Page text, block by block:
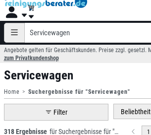
Angebote gelten für Geschäftskunden. Preise zzgl. gesetzl.
zum Privatkundenshop
Servicewagen
Home Suchergebnisse für "Servicewagen"
Filter
318 Ergebnisse für Suchergebnisse für "Servicewagen" 1